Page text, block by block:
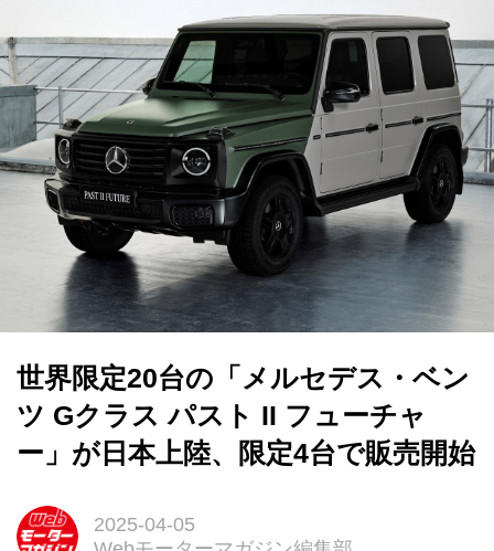
世界限定20台の「メルセデス・ベン
ツ Gクラス パスト II フューチャ
ー」が日本上陸、限定4台で販売開始
2025-04-05